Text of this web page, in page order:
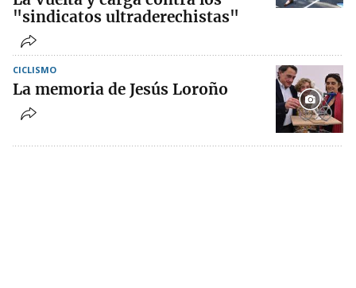
"sindicatos ultraderechistas"
CICLISMO
La memoria de Jesús Loroño